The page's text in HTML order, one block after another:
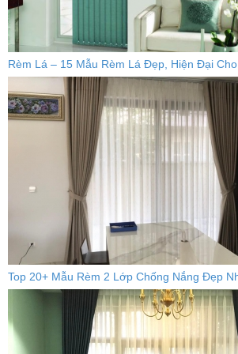
Rèm Lá – 15 Mẫu Rèm Lá Đẹp, Hiện Đại
Top 20+ Mẫu Rèm 2 Lớp Chống Nắng Đẹp